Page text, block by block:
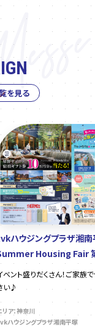
ハウジングプラザ湘
Housing Fair
ベント盛りだくさん！ご家族
い♪
リア：神奈川
ハウジングプラザ湘南平塚
を見る